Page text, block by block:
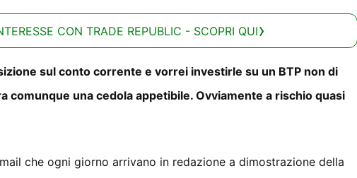
CON TRADE REPUBLIC - SCOPRI QUI
sul conto corrente e vorrei investirle su un BTP non di
comunque una cedola appetibile. Ovviamente a rischio quasi
che ogni giorno arrivano in redazione a dimostrazione della